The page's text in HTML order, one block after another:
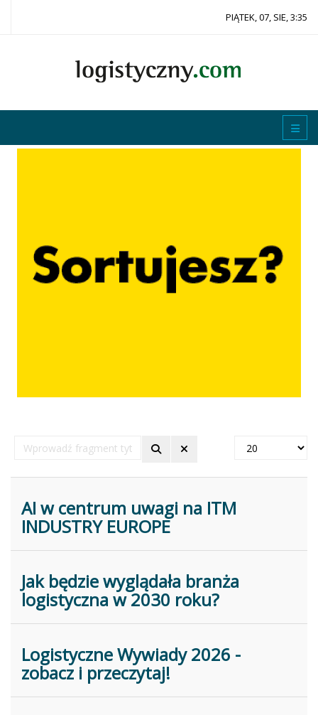
PIĄTEK, 07, SIE, 3:35
Wprowadź
fragment
Pokaż
AI w centrum uwagi na ITM
INDUSTRY EUROPE
Jak będzie wyglądała branża
logistyczna w 2030 roku?
Logistyczne Wywiady 2026 -
zobacz i przeczytaj!